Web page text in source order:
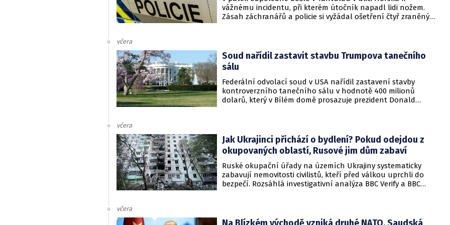
vážnému incidentu, při kterém útočník napadl lidi nožem.
Zásah záchranářů a policie si vyžádal ošetření čtyř zraněných
včera
Soud nařídil zastavit stavbu Trumpova tanečního
sálu
Federální odvolací soud v USA nařídil zastavení stavby
kontroverzního tanečního sálu v hodnotě 400 milionů
dolarů, který v Bílém domě prosazuje prezident Donald
včera
Jak Ukrajinci přichází o bydlení? Pokud odejdou z
okupovaných oblastí, Rusové jim dům zabaví
Ruské okupační úřady na územích Ukrajiny systematicky
zabavují nemovitosti civilistů, kteří před válkou uprchli do
bezpečí. Rozsáhlá investigativní analýza BBC Verify a BBC
včera